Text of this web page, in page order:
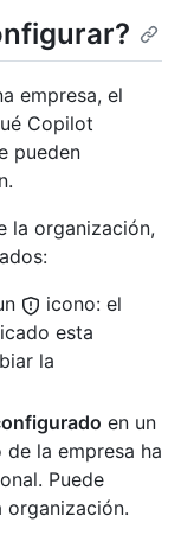
empresa, el
Copilot
pueden
la organización,
icono: el
esta
la
en un
la empresa ha
Puede